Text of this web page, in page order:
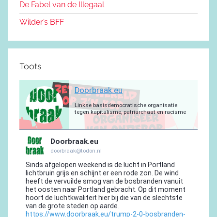
De Fabel van de Illegaal
Wilder’s BFF
Toots